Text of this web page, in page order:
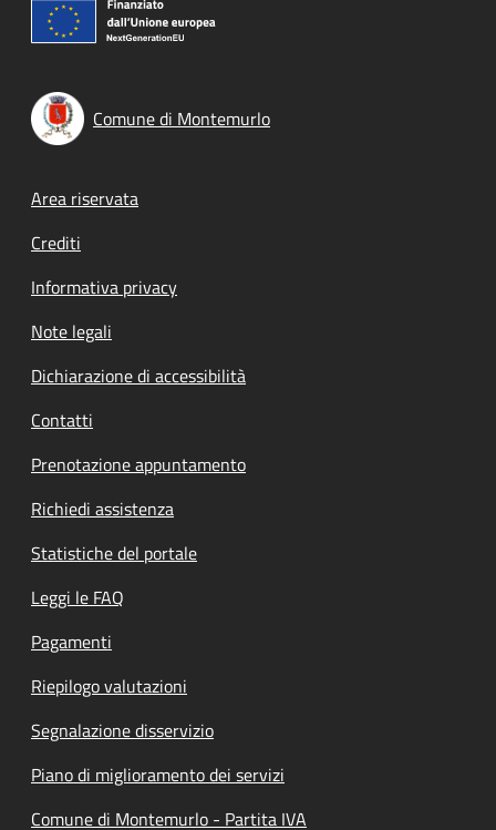
Comune di Montemurlo
Footer menu
Area riservata
Crediti
Informativa privacy
Note legali
Dichiarazione di accessibilità
Contatti
Prenotazione appuntamento
Richiedi assistenza
Statistiche del portale
Leggi le FAQ
Pagamenti
Riepilogo valutazioni
Segnalazione disservizio
Piano di miglioramento dei servizi
Comune di Montemurlo - Partita IVA